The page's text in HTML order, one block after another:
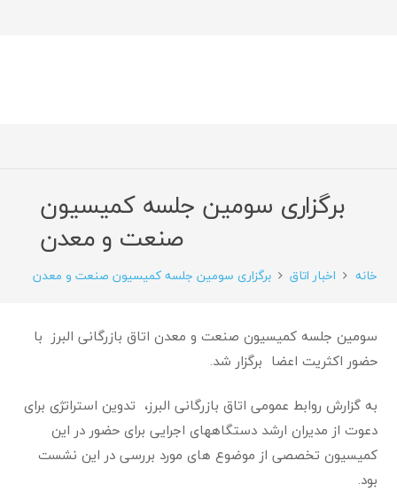
برگزاری سومین جلسه کمیسیون
صنعت و معدن
خانه اخبار اتاق برگزاری سومین جلسه کمیسیون صنعت و معدن
سومین جلسه کمیسیون صنعت و معدن اتاق بازرگانی البرز با
حضور اکثریت اعضا برگزار شد.
به گزارش روابط عمومی اتاق بازرگانی البرز، تدوین استراتژی برای
دعوت از مدیران ارشد دستگاههای اجرایی برای حضور در این
کمیسیون تخصصی از موضوع های مورد بررسی در این نشست
بود.